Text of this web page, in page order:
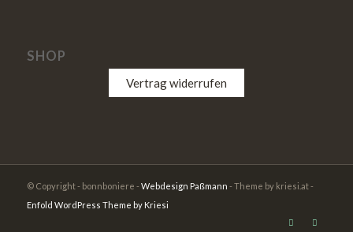
SHOP
Vertrag widerrufen
© Copyright - bonnboniere - Webdesign Paßmann - Theme by kriesi.at -
Enfold WordPress Theme by Kriesi